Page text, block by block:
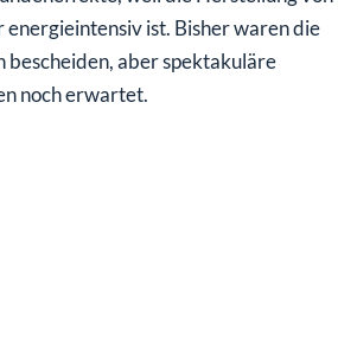
energieintensiv ist. Bisher waren die
bescheiden, aber spektakuläre
noch erwartet.